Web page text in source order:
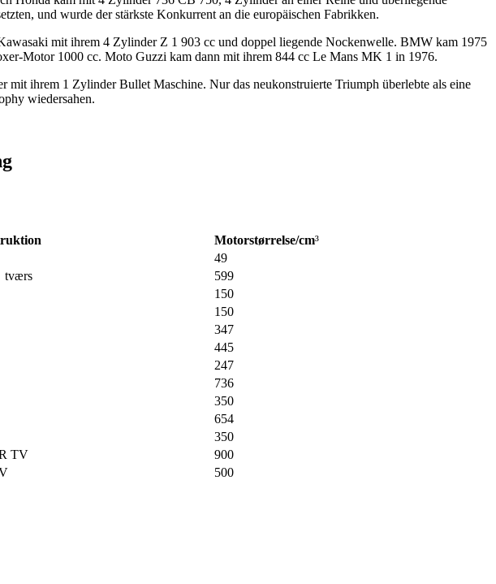
und wurde der stärkste Konkurrent an die europäischen Fabrikken.
mit ihrem 4 Zylinder Z 1 903 cc und doppel liegende Nockenwelle. BMW kam 1975
Motor 1000 cc. Moto Guzzi kam dann mit ihrem 844 cc Le Mans MK 1 in 1976.
ihrem 1 Zylinder Bullet Maschine. Nur das neukonstruierte Triumph überlebte als eine
wiedersahen.
Motorstørrelse/cm³
49
tværs
599
150
150
347
445
247
736
350
654
350
TV
900
500